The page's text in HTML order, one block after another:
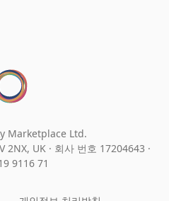
Marketplace Ltd.
2NX, UK · 회사 번호 17204643 ·
9116 71